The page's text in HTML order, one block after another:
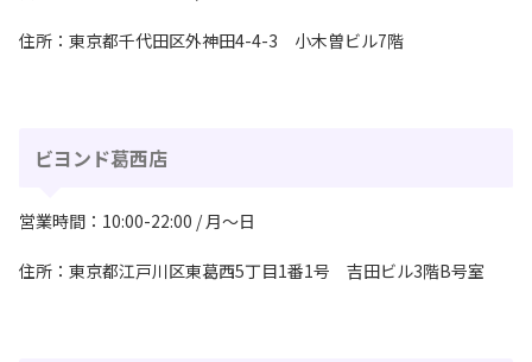
住所：東京都千代田区外神田4-4-3 小木曽ビル7階
ビヨンド葛西店
営業時間：10:00-22:00 / 月〜日
住所：東京都江戸川区東葛西5丁目1番1号 吉田ビル3階B号室